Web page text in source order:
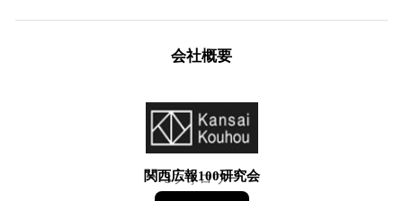
会社概要
関西広報100研究会
3フォロワー